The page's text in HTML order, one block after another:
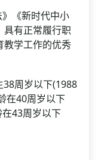
《新时代中小
具有正常履行职
教学工作的优秀
周岁以下(1988
在40周岁以下
43周岁以下